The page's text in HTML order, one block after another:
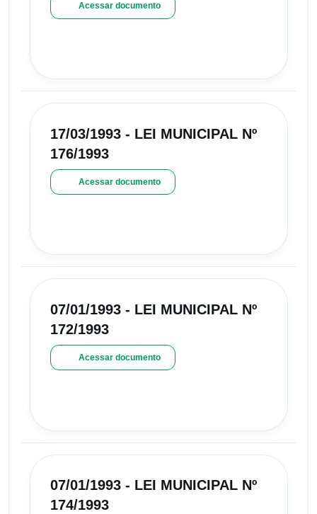
Acessar documento
17/03/1993 - LEI MUNICIPAL Nº
176/1993
Acessar documento
07/01/1993 - LEI MUNICIPAL Nº
172/1993
Acessar documento
07/01/1993 - LEI MUNICIPAL Nº
174/1993